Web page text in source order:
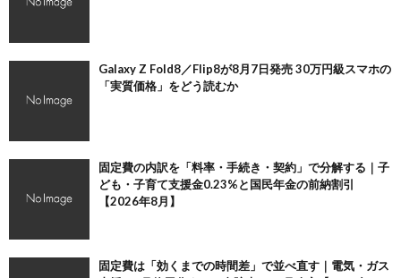
Galaxy Z Fold8／Flip8が8月7日発売 30万円級スマホの
「実質価格」をどう読むか
固定費の内訳を「料率・手続き・契約」で分解する｜子
ども・子育て支援金0.23%と国民年金の前納割引
【2026年8月】
固定費は「効くまでの時間差」で並べ直す｜電気・ガス